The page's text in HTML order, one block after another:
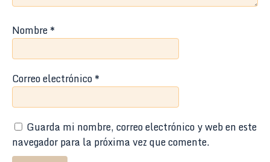
Nombre*
Correo electrónico*
Guarda mi nombre, correo electrónico y web en este
navegador para la próxima vez que comente.